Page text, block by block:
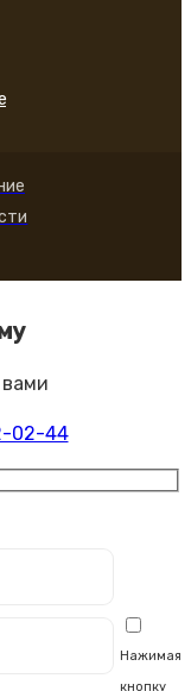
02-44
Нажимая
кнопку